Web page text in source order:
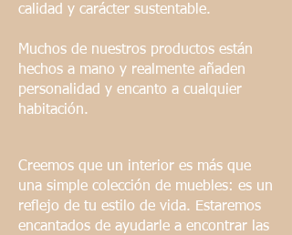
calidad y carácter sustentable.
Muchos de nuestros productos están
hechos a mano y realmente añaden
personalidad y encanto a cualquier
habitación.
Creemos que un interior es más que
una simple colección de muebles: es un
reflejo de tu estilo de vida. Estaremos
encantados de ayudarle a encontrar las